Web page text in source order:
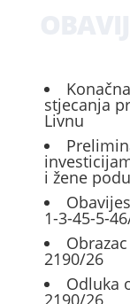
stjecanja
Livnu
i žene
1-3-45-5-
2190/26
Odluka
2190/26